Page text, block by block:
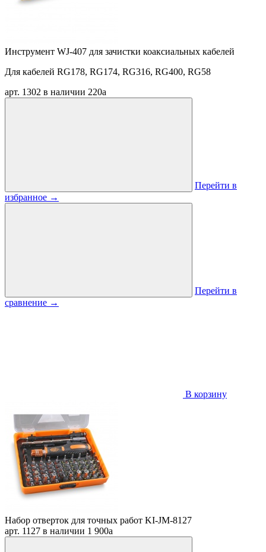
Инструмент WJ-407 для зачистки коаксиальных кабелей
Для кабелей RG178, RG174, RG316, RG400, RG58
арт. 1302 в наличии 220a
Перейти в
избранное →
Перейти в
сравнение →
В корзину
Набор отверток для точных работ KI-JM-8127
арт. 1127 в наличии 1 900a